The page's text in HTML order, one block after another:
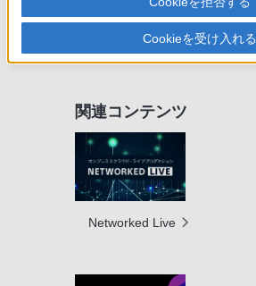
関連コンテンツ
Networked Live
Cookieを受け入れる